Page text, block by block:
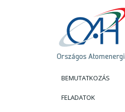
BEMUTATKOZÁS
FELADATOK